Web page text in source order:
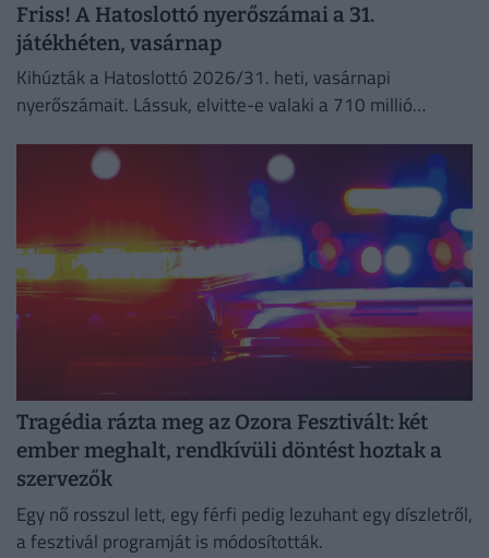
Friss! A Hatoslottó nyerőszámai a 31.
játékhéten, vasárnap
Kihúzták a Hatoslottó 2026/31. heti, vasárnapi
nyerőszámait. Lássuk, elvitte-e valaki a 710 millió
Tragédia rázta meg az Ozora Fesztivált: két
ember meghalt, rendkívüli döntést hoztak a
szervezők
Egy nő rosszul lett, egy férfi pedig lezuhant egy díszletről,
a fesztivál programját is módosították.